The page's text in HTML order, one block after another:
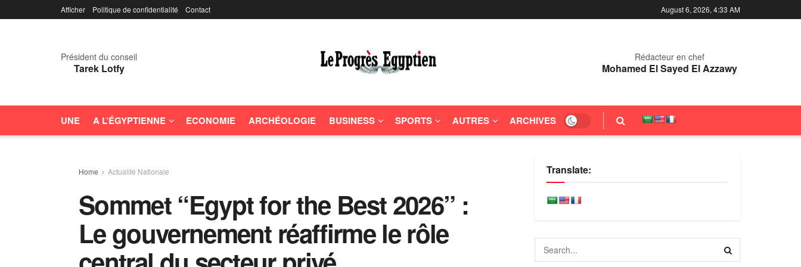
Afficher Politique de confidentialité Contact August 6, 2026, 4:33 AM
Président du conseil
Tarek Lotfy
Rédacteur en chef
Mohamed El Sayed El Azzawy
UNE A L’ÉGYPTIENNE ECONOMIE ARCHÉOLOGIE BUSINESS SPORTS AUTRES ARCHIVES
Home Actualité Nationale
Sommet “Egypt for the Best 2026” :
Le gouvernement réaffirme le rôle
Translate: